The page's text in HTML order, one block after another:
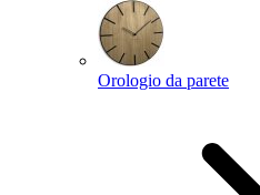
Orologio da parete